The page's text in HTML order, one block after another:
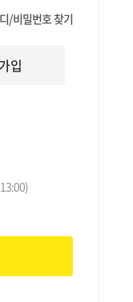
/비밀번호 찾기
입